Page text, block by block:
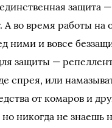
защита
во время работы на
ними и вовсе
защиты —
спрея, или
от комаров и
никогда не знаешь